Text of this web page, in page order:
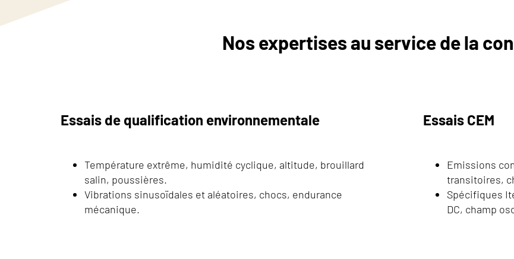
Nos expertises au service de la
Essais de qualification environnementale
Température extrême, humidité cyclique, altitude, brouillard
salin, poussières.
Vibrations sinusoïdales et aléatoires, chocs, endurance
mécanique.
Essais CEM
Emissions
transitoires,
Spécifiques
DC, champ